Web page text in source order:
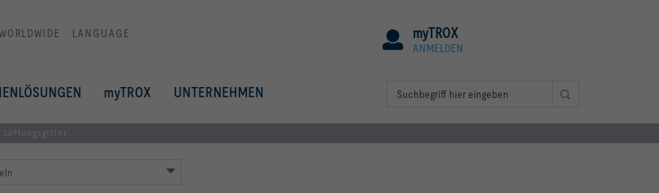
LANGUAGE myTROX
ANMELDEN
myTROX UNTERNEHMEN
Lüftungsgitter